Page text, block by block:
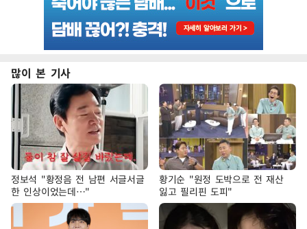
많이 본 기사
정보석 "황정음 전 남편 서글서글
한 인상이었는데…"
황기순 "원정 도박으로 전 재산
잃고 필리핀 도피"